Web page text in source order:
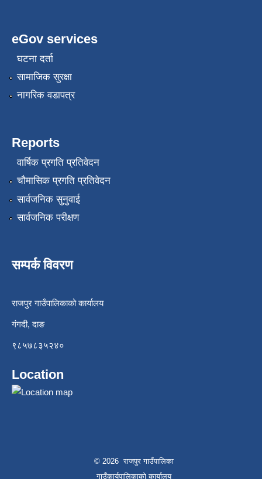
eGov services
घटना दर्ता
सामाजिक सुरक्षा
नागरिक वडापत्र
Reports
वार्षिक प्रगति प्रतिवेदन
चौमासिक प्रगति प्रतिवेदन
सार्वजनिक सुनुवाई
सार्वजनिक परीक्षण
सम्पर्क विवरण
राजपुर गाउँपालिकाको कार्यालय
गंगदी, दाङ
९८५७८३५२४०
Location
© 2026 राजपुर गाउँपालिका
गाउँकार्यपालिकाको कार्यालय